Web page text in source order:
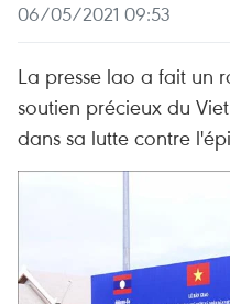
06/05/2021 09:53
La presse lao a fait un
soutien précieux du
dans sa lutte contre